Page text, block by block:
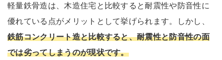
軽量鉄骨造は、木造住宅と比較すると耐震性や防音性に
優れている点がメリットとして挙げられます。しかし、
鉄筋コンクリート造と比較すると、耐震性と防音性の面
では劣ってしまうのが現状です。